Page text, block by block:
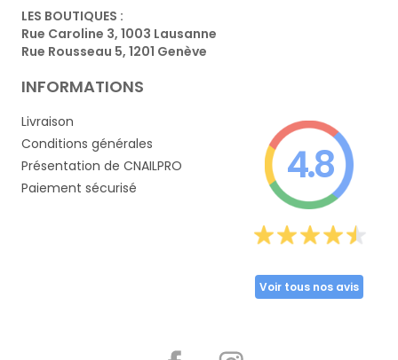
LES BOUTIQUES :
Rue Caroline 3, 1003 Lausanne
Rue Rousseau 5, 1201 Genève
INFORMATIONS
Livraison
Conditions générales
Présentation de CNAILPRO
Paiement sécurisé
4.8
Voir tous nos avis